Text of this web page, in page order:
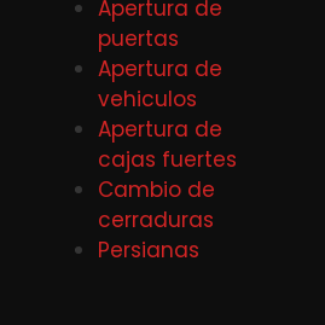
Apertura de
puertas
Apertura de
vehiculos
Apertura de
cajas fuertes
Cambio de
cerraduras
Persianas